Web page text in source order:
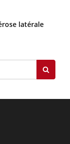
latérale